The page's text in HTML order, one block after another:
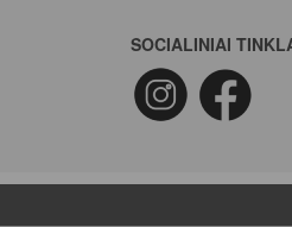
SOCIALINIAI